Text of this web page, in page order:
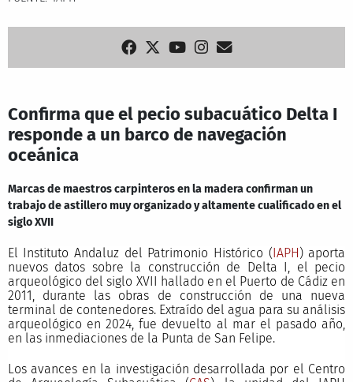
Confirma que el pecio subacuático Delta I
responde a un barco de navegación
oceánica
Marcas de maestros carpinteros en la madera confirman un
trabajo de astillero muy organizado y altamente cualificado en el
siglo XVII
El Instituto Andaluz del Patrimonio Histórico (IAPH) aporta
nuevos datos sobre la construcción de Delta I, el pecio
arqueológico del siglo XVII hallado en el Puerto de Cádiz en
2011, durante las obras de construcción de una nueva
terminal de contenedores. Extraído del agua para su análisis
arqueológico en 2024, fue devuelto al mar el pasado año,
en las inmediaciones de la Punta de San Felipe.
Los avances en la investigación desarrollada por el Centro